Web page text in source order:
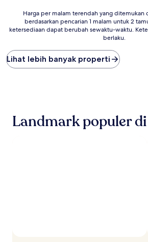
Harga
malam
yang
ditemukan
dalam
pencarian
Harga per malam terendah yang ditemukan
berdasarkan pencarian 1 malam untuk 2
ketersediaan dapat berubah sewaktu-waktu.
berlaku.
Lihat lebih banyak properti
Landmark populer